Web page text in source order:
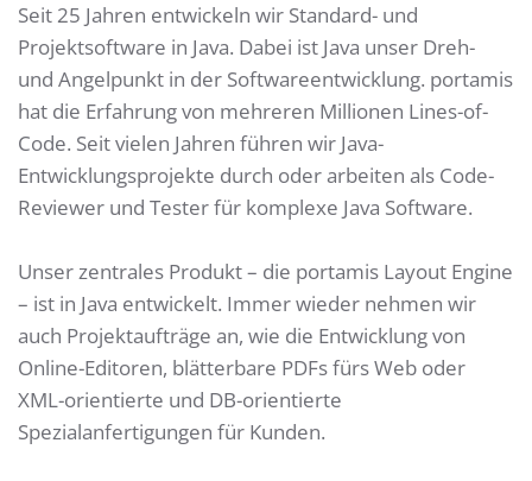
Seit 25 Jahren entwickeln wir Standard- und
Projektsoftware in Java. Dabei ist Java unser Dreh-
und Angelpunkt in der Softwareentwicklung. portamis
hat die Erfahrung von mehreren Millionen Lines-of-
Code. Seit vielen Jahren führen wir Java-
Entwicklungsprojekte durch oder arbeiten als Code-
Reviewer und Tester für komplexe Java Software.
Unser zentrales Produkt – die portamis Layout Engine
– ist in Java entwickelt. Immer wieder nehmen wir
auch Projektaufträge an, wie die Entwicklung von
Online-Editoren, blätterbare PDFs fürs Web oder
XML-orientierte und DB-orientierte
Spezialanfertigungen für Kunden.